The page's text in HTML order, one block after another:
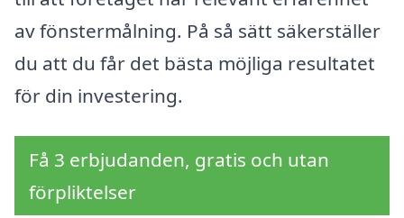
av fönstermålning. På så sätt säkerställer
du att du får det bästa möjliga resultatet
för din investering.
Få 3 erbjudanden, gratis och utan
förpliktelser